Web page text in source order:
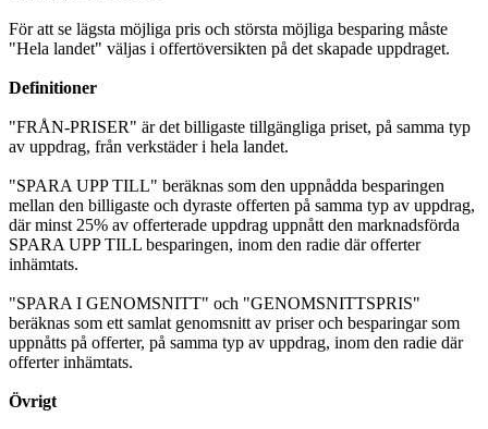
För att se lägsta möjliga pris och största möjliga besparing måste
"Hela landet" väljas i offertöversikten på det skapade uppdraget.
Definitioner
"FRÅN-PRISER" är det billigaste tillgängliga priset, på samma typ
av uppdrag, från verkstäder i hela landet.
"SPARA UPP TILL" beräknas som den uppnådda besparingen
mellan den billigaste och dyraste offerten på samma typ av uppdrag,
där minst 25% av offerterade uppdrag uppnått den marknadsförda
SPARA UPP TILL besparingen, inom den radie där offerter
inhämtats.
"SPARA I GENOMSNITT" och "GENOMSNITTSPRIS"
beräknas som ett samlat genomsnitt av priser och besparingar som
uppnåtts på offerter, på samma typ av uppdrag, inom den radie där
offerter inhämtats.
Övrigt